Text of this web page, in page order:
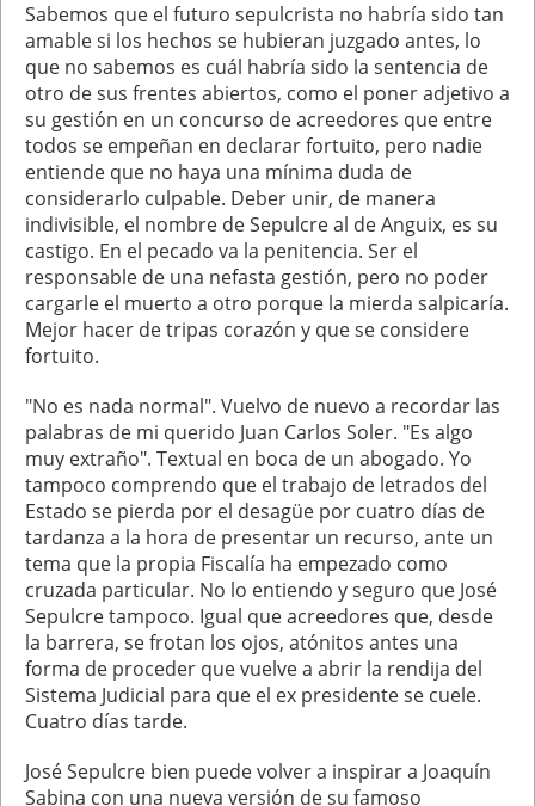
Sabemos que el futuro sepulcrista no habría sido tan
amable si los hechos se hubieran juzgado antes, lo
que no sabemos es cuál habría sido la sentencia de
otro de sus frentes abiertos, como el poner adjetivo a
su gestión en un concurso de acreedores que entre
todos se empeñan en declarar fortuito, pero nadie
entiende que no haya una mínima duda de
considerarlo culpable. Deber unir, de manera
indivisible, el nombre de Sepulcre al de Anguix, es su
castigo. En el pecado va la penitencia. Ser el
responsable de una nefasta gestión, pero no poder
cargarle el muerto a otro porque la mierda salpicaría.
Mejor hacer de tripas corazón y que se considere
fortuito.
"No es nada normal". Vuelvo de nuevo a recordar las
palabras de mi querido Juan Carlos Soler. "Es algo
muy extraño". Textual en boca de un abogado. Yo
tampoco comprendo que el trabajo de letrados del
Estado se pierda por el desagüe por cuatro días de
tardanza a la hora de presentar un recurso, ante un
tema que la propia Fiscalía ha empezado como
cruzada particular. No lo entiendo y seguro que José
Sepulcre tampoco. Igual que acreedores que, desde
la barrera, se frotan los ojos, atónitos antes una
forma de proceder que vuelve a abrir la rendija del
Sistema Judicial para que el ex presidente se cuele.
Cuatro días tarde.
José Sepulcre bien puede volver a inspirar a Joaquín
Sabina con una nueva versión de su famoso